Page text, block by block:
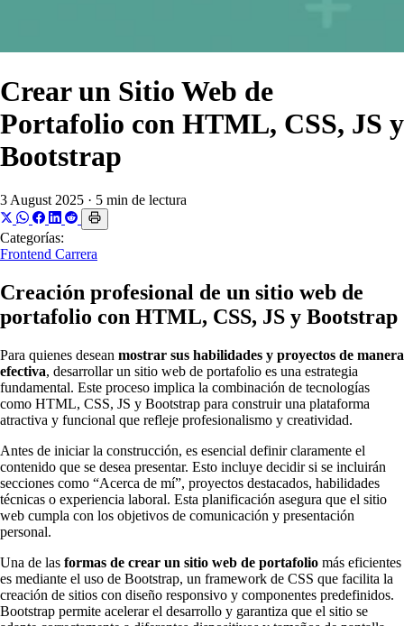
Crear un Sitio Web de
Portafolio con HTML, CSS, JS y
Bootstrap
3 August 2025 · 5 min de lectura
Categorías:
Frontend Carrera
Creación profesional de un sitio web de
portafolio con HTML, CSS, JS y Bootstrap
Para quienes desean mostrar sus habilidades y proyectos de manera
efectiva, desarrollar un sitio web de portafolio es una estrategia
fundamental. Este proceso implica la combinación de tecnologías
como HTML, CSS, JS y Bootstrap para construir una plataforma
atractiva y funcional que refleje profesionalismo y creatividad.
Antes de iniciar la construcción, es esencial definir claramente el
contenido que se desea presentar. Esto incluye decidir si se incluirán
secciones como “Acerca de mí”, proyectos destacados, habilidades
técnicas o experiencia laboral. Esta planificación asegura que el sitio
web cumpla con los objetivos de comunicación y presentación
personal.
Una de las formas de crear un sitio web de portafolio más eficientes
es mediante el uso de Bootstrap, un framework de CSS que facilita la
creación de sitios con diseño responsivo y componentes predefinidos.
Bootstrap permite acelerar el desarrollo y garantiza que el sitio se